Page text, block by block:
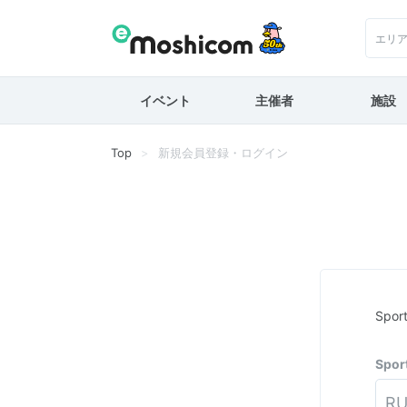
エリ
イベント 主催者 施設
Top 新規会員登録・ログイン